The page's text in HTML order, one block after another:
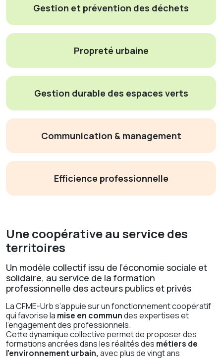
Gestion et prévention des déchets
Propreté urbaine
Gestion durable des espaces verts
Communication & management
Efficience professionnelle
Une coopérative au service des
territoires
Un modèle collectif issu de l’économie sociale et
solidaire, au service de la formation
professionnelle des acteurs publics et privés
La CFME-Urb s’appuie sur un fonctionnement coopératif
qui favorise la mise en commundes expertises et
l’engagement des professionnels.
Cette dynamique collective permet de proposer des
formations ancrées dans les réalités des métiers de
l’environnement urbain, avec plus de vingt ans